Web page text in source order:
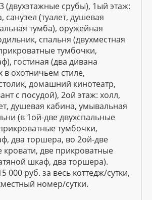
срубы), 1ый этаж:
санузел (туалет, душевая
тумба), оружейная
спальня (двухместная
тумбочки,
гостиная (два дивана
охотничьем стиле,
домашний кинотеатр,
с посудой), 2ой этаж: холл,
душевая кабина, умывальная
(в 1ой-две двухспальные
тумбочки,
два торшера, во 2ой-две
кровати, две прикроватные
шкаф, два торшера).
000 руб. за весь коттедж/сутки,
номер/сутки.